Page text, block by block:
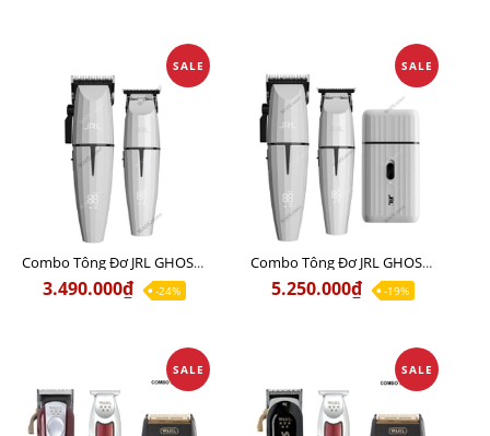
SALE
Combo Tông Đơ JRL GHOST 1 Limited Edition Chính Hãng USA
3.490.000₫ -24%
SALE
Combo Tông Đơ JRL GHOST 2 Limited Edition Chính Hãng USA
5.250.000₫ -19%
SALE SALE